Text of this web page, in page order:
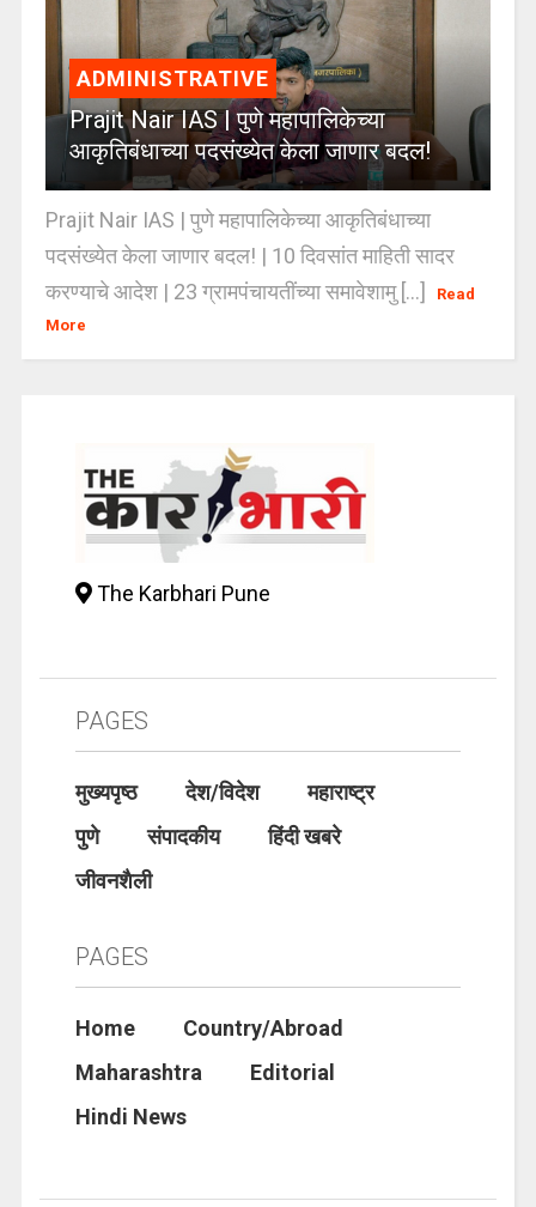
ADMINISTRATIVE
Prajit Nair IAS | पुणे महापालिकेच्या
आकृतिबंधाच्या पदसंख्येत केला जाणार बदल!
Prajit Nair IAS | पुणे महापालिकेच्या आकृतिबंधाच्या
पदसंख्येत केला जाणार बदल! | 10 दिवसांत माहिती सादर
करण्याचे आदेश | 23 ग्रामपंचायतींच्या समावेशामु [...]
Read
More
The Karbhari Pune
PAGES
मुख्यपृष्ठ देश/विदेश
महाराष्ट्र
पुणे
संपादकीय
हिंदी खबरे
जीवनशैली
PAGES
Home
Country/Abroad
Maharashtra
Editorial
Hindi News